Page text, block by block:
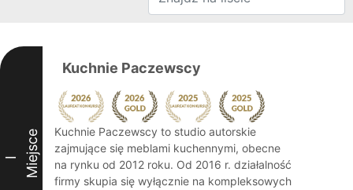
I Miejsce
Kuchnie Paczewscy
Kuchnie Paczewscy to studio autorskie
zajmujące się meblami kuchennymi, obecne
na rynku od 2012 roku. Od 2016 r. działalność
firmy skupia się wyłącznie na kompleksowych